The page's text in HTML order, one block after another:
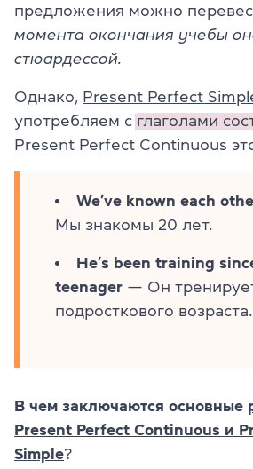
предложения можно
момента окончания учебы
стюардессой.
Однако, Present Perfect
употребляем с глаголами
Present Perfect Continuous
We’ve known each
Мы знакомы 20 лет.
He’s been training
teenager — Он
подросткового возраста.
В чем заключаются основные
Present Perfect Continuous и
Simple?